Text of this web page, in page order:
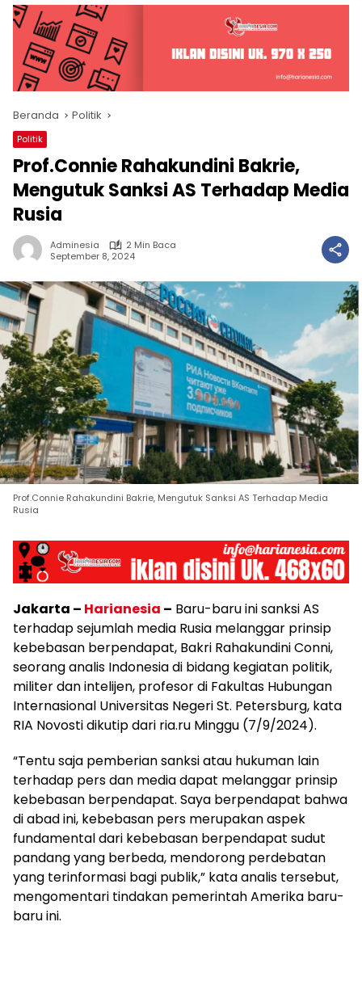
Beranda Politik
Politik
Prof.Connie Rahakundini Bakrie,
Mengutuk Sanksi AS Terhadap Media
Rusia
Adminesia
2 Min Baca
September 8, 2024
Prof.Connie Rahakundini Bakrie, Mengutuk Sanksi AS Terhadap Media
Rusia
Jakarta – Harianesia – Baru-baru ini sanksi AS
terhadap sejumlah media Rusia melanggar prinsip
kebebasan berpendapat, Bakri Rahakundini Conni,
seorang analis Indonesia di bidang kegiatan politik,
militer dan intelijen, profesor di Fakultas Hubungan
Internasional Universitas Negeri St. Petersburg, kata
RIA Novosti dikutip dari ria.ru Minggu (7/9/2024).
“Tentu saja pemberian sanksi atau hukuman lain
terhadap pers dan media dapat melanggar prinsip
kebebasan berpendapat. Saya berpendapat bahwa
di abad ini, kebebasan pers merupakan aspek
fundamental dari kebebasan berpendapat sudut
pandang yang berbeda, mendorong perdebatan
yang terinformasi bagi publik,” kata analis tersebut,
mengomentari tindakan pemerintah Amerika baru-
baru ini.